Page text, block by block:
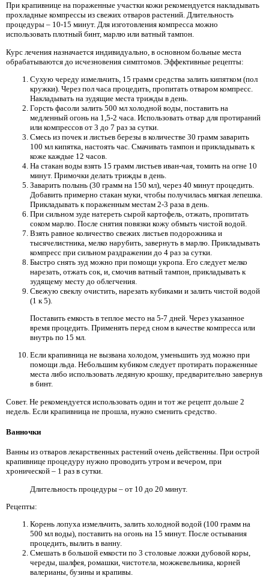
При крапивнице на пораженные участки кожи рекомендуется накладывать
прохладные компрессы из свежих отваров растений. Длительность
процедуры – 10-15 минут. Для изготовления компресса можно
использовать плотный бинт, марлю или ватный тампон.
Курс лечения назначается индивидуально, в основном больные места
обрабатываются до исчезновения симптомов. Эффективные рецепты:
Сухую череду измельчить, 15 грамм средства залить кипятком (пол
кружки). Через пол часа процедить, пропитать отваром компресс.
Накладывать на зудящие места трижды в день.
Горсть фасоли залить 500 мл холодной воды, поставить на
медленный огонь на 1,5-2 часа. Использовать отвар для протираний
или компрессов от 3 до 7 раз за сутки.
Смесь из почек и листьев березы в количестве 30 грамм заварить
100 мл кипятка, настоять час. Смачивать тампон и прикладывать к
коже каждые 12 часов.
На стакан воды взять 15 грамм листьев иван-чая, томить на огне 10
минут. Примочки делать трижды в день.
Заварить полынь (30 грамм на 150 мл), через 40 минут процедить.
Добавить примерно стакан муки, чтобы получилась мягкая лепешка.
Прикладывать к пораженным местам 2-3 раза в день.
При сильном зуде натереть сырой картофель, отжать, пропитать
соком марлю. После снятия повязки кожу обмыть чистой водой.
Взять равное количество свежих листьев подорожника и
тысячелистника, мелко нарубить, завернуть в марлю. Прикладывать
компресс при сильном раздражении до 4 раз за сутки.
Быстро снять зуд можно при помощи укропа. Его следует мелко
нарезать, отжать сок, и, смочив ватный тампон, прикладывать к
зудящему месту до облегчения.
Свежую свеклу очистить, нарезать кубиками и залить чистой водой
(1 к 5).
Поставить емкость в теплое место на 5-7 дней. Через указанное
время процедить. Применять перед сном в качестве компресса или
внутрь по 15 мл.
Если крапивница не вызвана холодом, уменьшить зуд можно при
помощи льда. Небольшим кубиком следует протирать пораженные
места либо использовать ледяную крошку, предварительно завернув
в бинт.
Совет. Не рекомендуется использовать один и тот же рецепт дольше 2
недель. Если крапивница не прошла, нужно сменить средство.
Ванночки
Ванны из отваров лекарственных растений очень действенны. При острой
крапивнице процедуру нужно проводить утром и вечером, при
хронической – 1 раз в сутки.
Длительность процедуры – от 10 до 20 минут.
Рецепты:
Корень лопуха измельчить, залить холодной водой (100 грамм на
500 мл воды), поставить на огонь на 15 минут. После остывания
процедить, вылить в ванну.
Смешать в большой емкости по 3 столовые ложки дубовой коры,
череды, шалфея, ромашки, чистотела, можжевельника, корней
валерианы, бузины и крапивы.